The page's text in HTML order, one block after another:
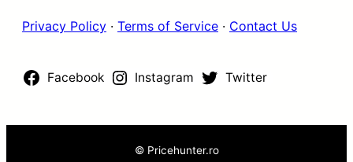
Privacy Policy · Terms of Service · Contact Us
Facebook Instagram Twitter
© Pricehunter.ro